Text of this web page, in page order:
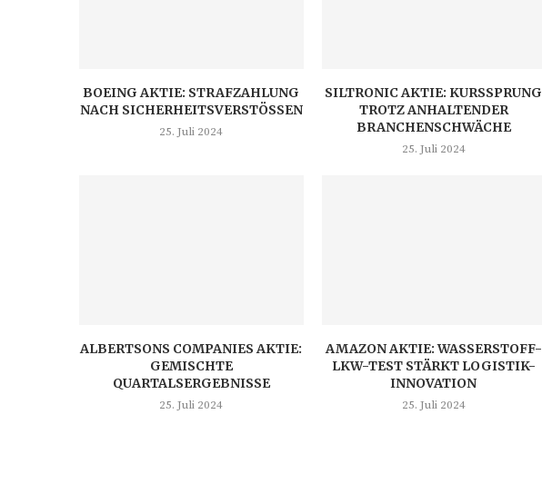
BOEING AKTIE: STRAFZAHLUNG
NACH SICHERHEITSVERSTÖSSEN
25. Juli 2024
SILTRONIC AKTIE: KURSSPRUNG
TROTZ ANHALTENDER
BRANCHENSCHWÄCHE
25. Juli 2024
ALBERTSONS COMPANIES AKTIE:
GEMISCHTE
QUARTALSERGEBNISSE
25. Juli 2024
AMAZON AKTIE: WASSERSTOFF-
LKW-TEST STÄRKT LOGISTIK-
INNOVATION
25. Juli 2024